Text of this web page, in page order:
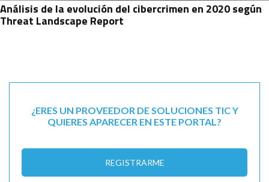
Análisis de la evolución del cibercrimen en 2020 según
Threat Landscape Report
¿ERES UN PROVEEDOR DE SOLUCIONES TIC Y
QUIERES APARECER EN ESTE PORTAL?
REGISTRARME